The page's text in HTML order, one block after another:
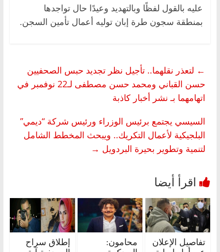
عليه بالقول لفظًا وبالتهديد وعيدًا حال تواجدها
بمنطقة سجون طرة إبان توليه أعمال تأمين السجن.
← لتعذر نقلهما.. تأجيل نظر تجديد حبس الصحفيين
حسن القباني ومحمد حسن مصطفى لـ22 نوفمبر في
اتهامهما بـ نشر أخبار كاذبة
السيسي يجتمع برئيس الوزراء ورئيس شركة “ديمي”
البلجيكية لأعمال التكريك.. ويبحث المخطط الشامل
لتنمية وتطوير بحيرة البردويل →
تفاصيل الإعلان
محامون:
إطلاق سراح